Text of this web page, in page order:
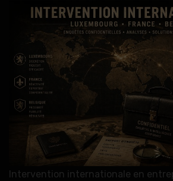
Intervention internationale en